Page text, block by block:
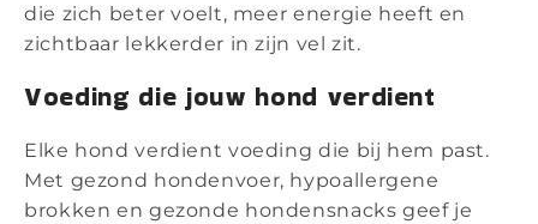
die zich beter voelt, meer energie heeft en
zichtbaar lekkerder in zijn vel zit.
Voeding die jouw hond verdient
Elke hond verdient voeding die bij hem past.
Met gezond hondenvoer, hypoallergene
brokken en gezonde hondensnacks geef je